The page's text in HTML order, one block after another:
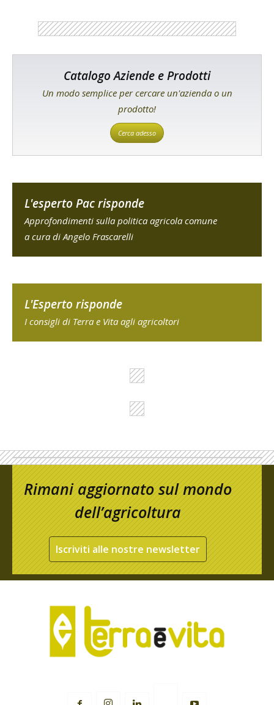
Catalogo Aziende e Prodotti
Un modo semplice per cercare un'azienda o un
prodotto!
Cerca adesso
L'esperto Pac risponde
Approfondimenti sulla politica agricola comune
a cura di Angelo Frascarelli
L'Esperto risponde
I consigli di Terra e Vita agli agricoltori
Rimani aggiornato sul mondo
dell’agricoltura
Iscriviti alle nostre newsletter